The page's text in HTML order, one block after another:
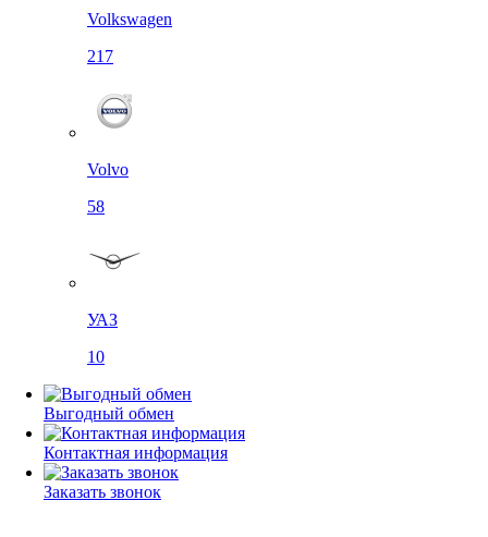
Volkswagen
217
Volvo
58
УАЗ
10
Выгодный обмен
Контактная информация
Заказать звонок